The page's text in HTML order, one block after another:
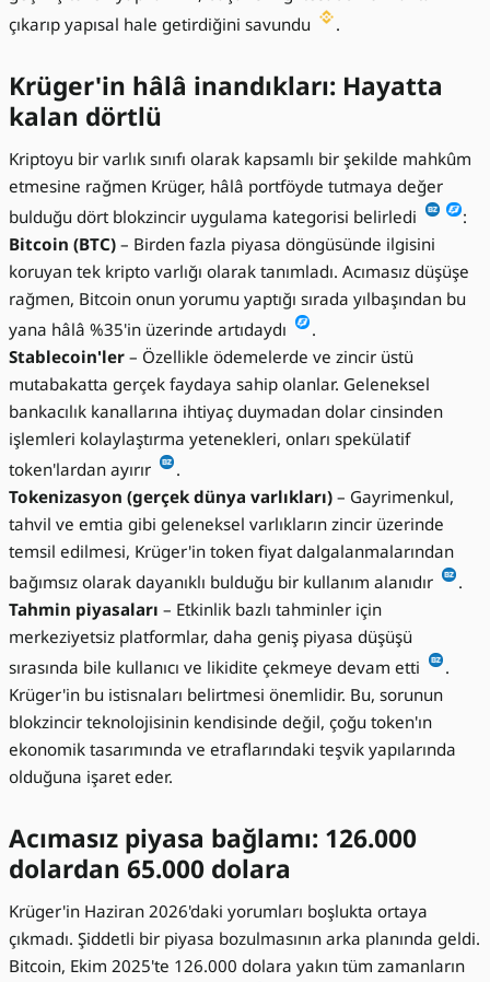
çıkarıp yapısal hale getirdiğini savundu
.
Krüger'in hâlâ inandıkları: Hayatta
kalan dörtlü
Kriptoyu bir varlık sınıfı olarak kapsamlı bir şekilde mahkûm
etmesine rağmen Krüger, hâlâ portföyde tutmaya değer
bulduğu dört blokzincir uygulama kategorisi belirledi
:
Bitcoin (BTC) – Birden fazla piyasa döngüsünde ilgisini
koruyan tek kripto varlığı olarak tanımladı. Acımasız düşüşe
rağmen, Bitcoin onun yorumu yaptığı sırada yılbaşından bu
yana hâlâ %35'in üzerinde artıdaydı
.
Stablecoin'ler – Özellikle ödemelerde ve zincir üstü
mutabakatta gerçek faydaya sahip olanlar. Geleneksel
bankacılık kanallarına ihtiyaç duymadan dolar cinsinden
işlemleri kolaylaştırma yetenekleri, onları spekülatif
token'lardan ayırır
.
Tokenizasyon (gerçek dünya varlıkları) – Gayrimenkul,
tahvil ve emtia gibi geleneksel varlıkların zincir üzerinde
temsil edilmesi, Krüger'in token fiyat dalgalanmalarından
bağımsız olarak dayanıklı bulduğu bir kullanım alanıdır
.
Tahmin piyasaları – Etkinlik bazlı tahminler için
merkeziyetsiz platformlar, daha geniş piyasa düşüşü
sırasında bile kullanıcı ve likidite çekmeye devam etti
.
Krüger'in bu istisnaları belirtmesi önemlidir. Bu, sorunun
blokzincir teknolojisinin kendisinde değil, çoğu token'ın
ekonomik tasarımında ve etraflarındaki teşvik yapılarında
olduğuna işaret eder.
Acımasız piyasa bağlamı: 126.000
dolardan 65.000 dolara
Krüger'in Haziran 2026'daki yorumları boşlukta ortaya
çıkmadı. Şiddetli bir piyasa bozulmasının arka planında geldi.
Bitcoin, Ekim 2025'te 126.000 dolara yakın tüm zamanların